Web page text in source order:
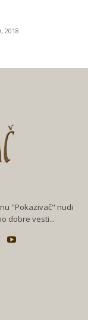
2018
"Pokazivač" nudi
dobre vesti...